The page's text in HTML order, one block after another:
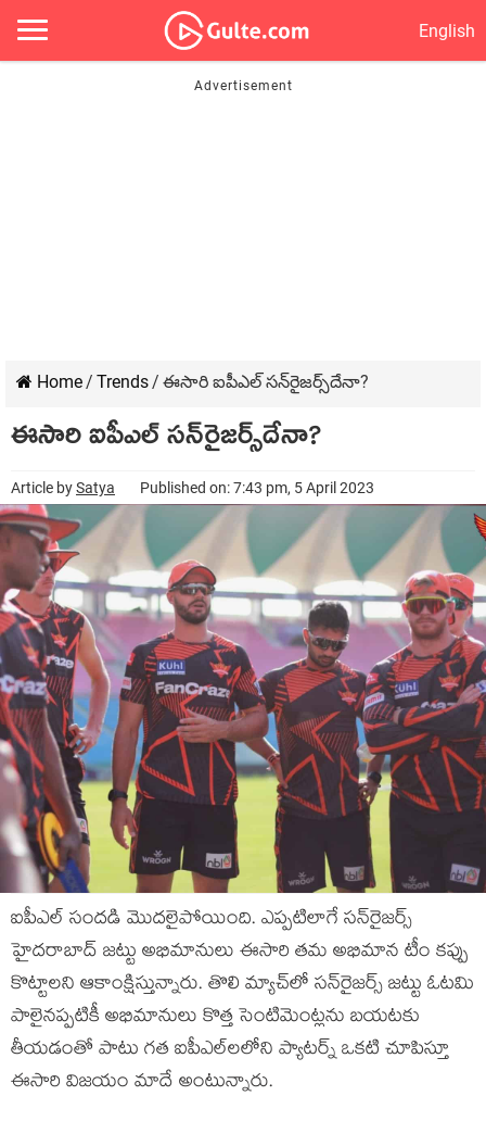
English
Home/ Trends/ ఈసారి ఐపీఎల్ సన్‌రైజర్స్‌దేనా?
ఈసారి ఐపీఎల్ సన్‌రైజర్స్‌దేనా?
Article bySatya Published on: 7:43 pm, 5 April 2023
ఐపీఎల్ సందడి మొదలైపోయింది. ఎప్పటిలాగే సన్‌రైజర్స్
హైదరాబాద్ జట్టు అభిమానులు ఈసారి తమ అభిమాన టీం కప్పు
కొట్టాలని ఆకాంక్షిస్తున్నారు. తొలి మ్యాచ్‌లో సన్‌రైజర్స్ జట్టు ఓటమి
పాలైనప్పటికీ అభిమానులు కొత్త సెంటిమెంట్లను బయటకు
తీయడంతో పాటు గత ఐపీఎల్‌లలోని ప్యాటర్న్ ఒకటి చూపిస్తూ
ఈసారి విజయం మాదే అంటున్నారు.